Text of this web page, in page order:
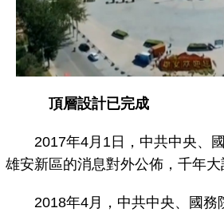
頂層設計已完成
2017年4月1日，中共中央、國
雄安新區的消息對外公佈，千年大
2018年4月，中共中央、國務